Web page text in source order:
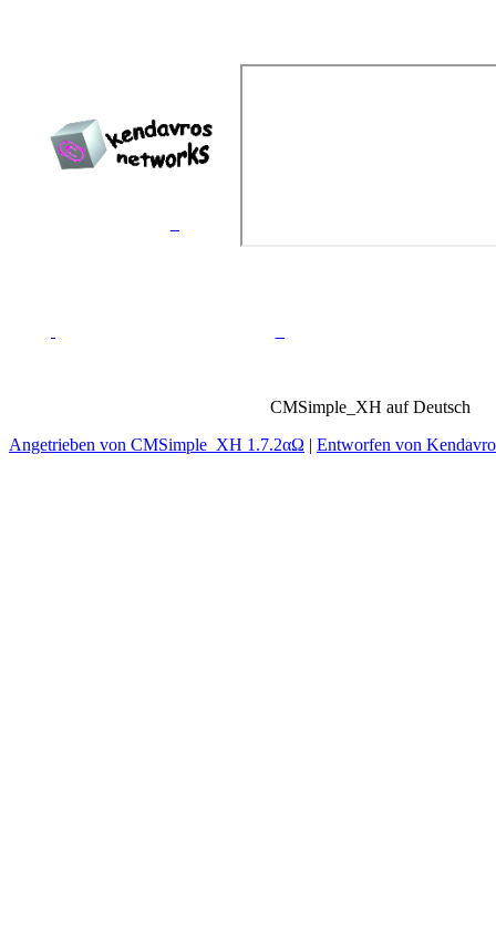
CMSimple_XH auf Deutsch
Angetrieben von CMSimple_XH 1.7.2αΩ | Entworfen von